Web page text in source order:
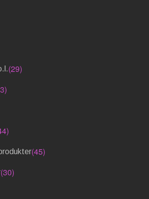
(29)
(45)
(30)